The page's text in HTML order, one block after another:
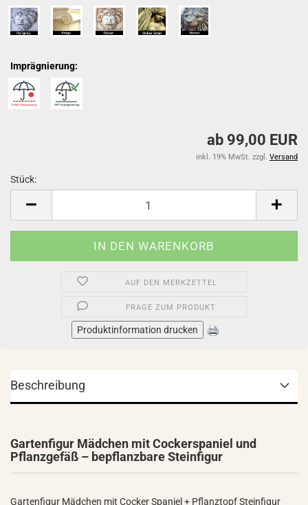
Imprägnierung:
ab 99,00 EUR
inkl. 19% MwSt. zzgl. Versand
Stück:
AUF DEN MERKZETTEL
FRAGE ZUM PRODUKT
Produktinformation drucken
Beschreibung
Gartenfigur Mädchen mit Cockerspaniel und
Pflanzgefäß – bepflanzbare Steinfigur
Gartenfigur Mädchen mit Cocker Spaniel + Pflanztopf Steinfigur